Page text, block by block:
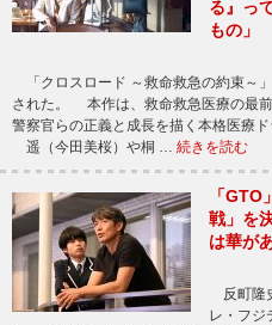
る』っ
もの」
「クロスロード ～救命救急の約束～
された。 本作は、救命救急医療の最
警察官らの正義と成長を描く本格医療
遥（今田美桜）や桐 … 続きを読む
「
戦」を
は華が
反町隆
レ・フジ